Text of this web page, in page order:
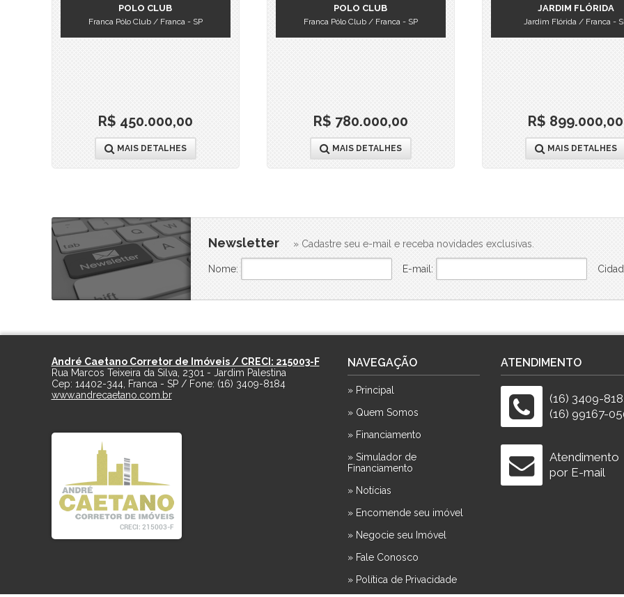
POLO CLUB
Franca Pólo Club / Franca - SP
R$ 450.000,00
MAIS DETALHES
POLO CLUB
Franca Pólo Club / Franca - SP
R$ 780.000,00
MAIS DETALHES
JARDIM FLÓRIDA
Jardim Flórida / Franca -
R$ 899.000,00
MAIS DETALHES
Newsletter » Cadastre seu e-mail e receba novidades exclusivas.
Nome: E-mail:
André Caetano Corretor de Imóveis / CRECI: 215003-F
Rua Marcos Teixeira da Silva, 2301 - Jardim Palestina
Cep: 14402-344, Franca - SP/ Fone: (16) 3409-8184
www.andrecaetano.com.br
NAVEGAÇÃO
» Principal
» Quem Somos
» Financiamento
» Simulador de
Financiamento
» Notícias
» Encomende seu imóvel
» Negocie seu Imóvel
» Fale Conosco
» Política de Privacidade
ATENDIMENTO
(16) 3409-
(16) 99167-
Atendimento
por E-mail